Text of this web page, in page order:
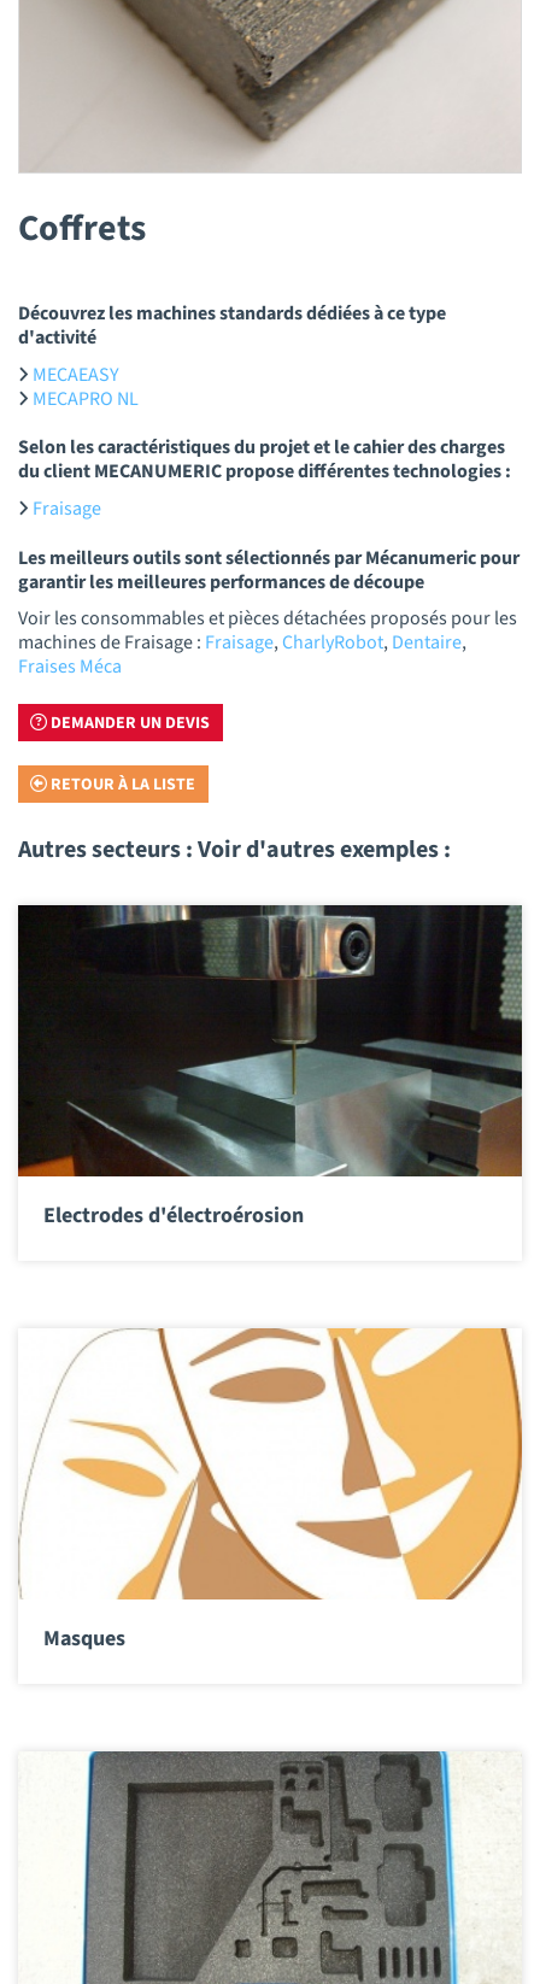
Coffrets
Découvrez les machines standards dédiées à ce type
d'activité
MECAEASY
MECAPRO NL
Selon les caractéristiques du projet et le cahier des charges
du client MECANUMERIC propose différentes technologies :
Fraisage
Les meilleurs outils sont sélectionnés par Mécanumeric pour
garantir les meilleures performances de découpe
Voir les consommables et pièces détachées proposés pour les
machines de Fraisage : Fraisage,CharlyRobot,Dentaire,
Fraises Méca
DEMANDER UN DEVIS
RETOUR À LA LISTE
Autres secteurs : Voir d'autres exemples :
Electrodes d'électroérosion
Masques